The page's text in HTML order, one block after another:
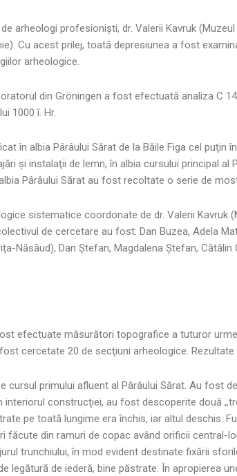
arheologi profesionişti, dr. Valerii Kavruk
Cu acest prilej, toată depresiunea a fost
arheologice.
din Gröningen a fost efectuată analiza C
1000 î. Hr.
în albia Pârâului Sărat de la Băile Figa cel
şi instalaţii de lemn, în albia cursului principal
Pârâului Sărat au fost recoltate o serie de
sistematice coordonate de dr. Valerii Kavruk
de cercetare au fost: Dan Buzea, Adela
Năsăud), Dan Ştefan, Magdalena Ştefan,
efectuate măsurători topografice a tuturor
cercetate 20 de secţiuni arheologice.
cursul primului afluent al Pârâului Sărat. Au fost
construcţiei, au fost descoperite două
pe toată lungime era închis, iar altul deschis.
făcute din ramuri de copac având orificii central-
trunchiului, în mod evident destinate fixării
legătură de iederă, bine păstrate. În apropierea